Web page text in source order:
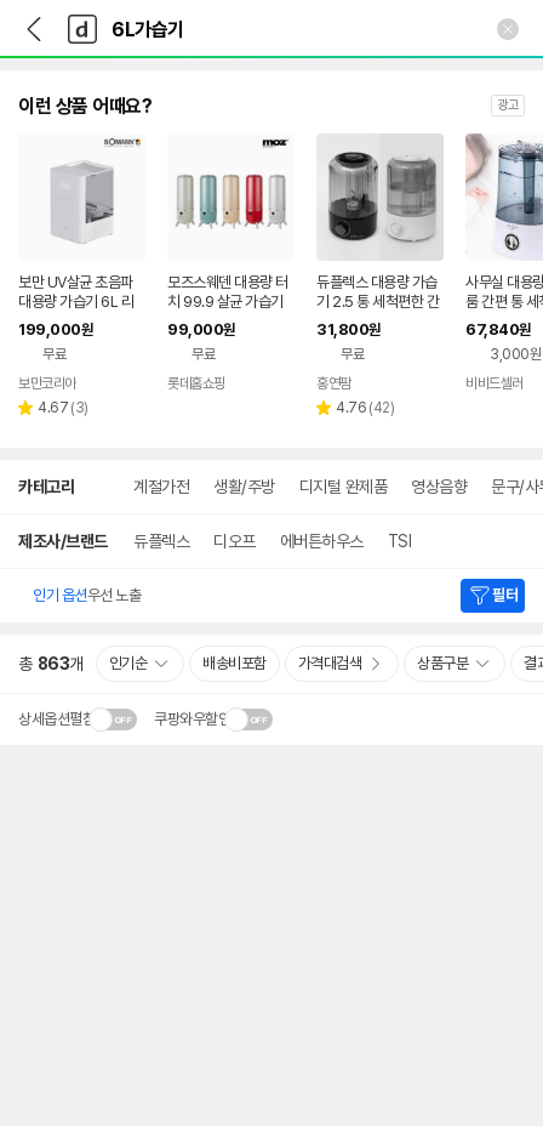
다
나
와
가
다
와
인
이런 상품 어때요? 광고
보만 UV살균 초음파
대용량 가습기 6L 리
모컨 지급 HF6130W
199,000원
무료
페이
보만코리아
별 4.67 리
(3)
모즈스웨덴 대용량 터
치 99.9 살균 가습기
99,000원
무료
롯데홈쇼핑
듀플렉스 대용량 가습
기 2.5 통 세척편한 간
편/완벽세척 초음파 가
습기 가정/사무실
31,800원
무료
페이
홍연팜
별 4.76 리
(42)
사무실 대용
룸 간편 통 세
필터없는 가
67,840원
3,000원
비비드셀러
카테고리 계절가전 생활/주방 디지털 완제품 영상음향 문구/사
제조사/브랜드 듀플렉스 디오프 에버튼하우스 TSI
인기 옵션우선 노출 필터
총 863개 인기순 배송비포함 가격대검색 상품구분 결
상세옵션펼침 쿠팡와우할인